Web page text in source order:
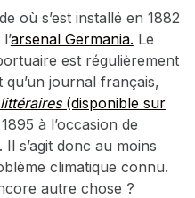
où s’est installé en 1882
arsenal Germania. Le
est régulièrement
qu’un journal français,
(disponible sur
à l’occasion de
Il s’agit donc au moins
climatique connu.
autre chose ?